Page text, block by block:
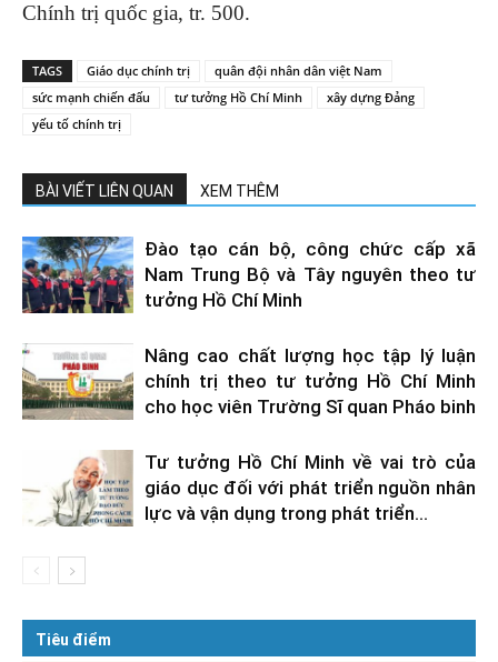
Chính trị quốc gia, tr. 500.
TAGS Giáo dục chính trị
quân đội nhân dân việt Nam
sức mạnh chiến đấu
tư tưởng Hồ Chí Minh
xây dựng Đảng
yếu tố chính trị
BÀI VIẾT LIÊN QUAN XEM THÊM
Đào tạo cán bộ, công chức cấp xã
Nam Trung Bộ và Tây nguyên theo tư
tưởng Hồ Chí Minh
Nâng cao chất lượng học tập lý luận
chính trị theo tư tưởng Hồ Chí Minh
cho học viên Trường Sĩ quan Pháo binh
Tư tưởng Hồ Chí Minh về vai trò của
giáo dục đối với phát triển nguồn nhân
lực và vận dụng trong phát triển...
Tiêu điểm